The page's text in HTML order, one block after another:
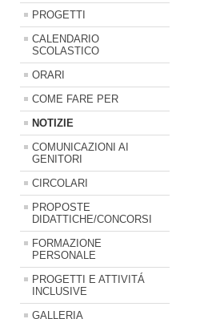
PROGETTI
CALENDARIO
SCOLASTICO
ORARI
COME FARE PER
NOTIZIE
COMUNICAZIONI AI
GENITORI
CIRCOLARI
PROPOSTE
DIDATTICHE/CONCORSI
FORMAZIONE
PERSONALE
PROGETTI E ATTIVITÁ
INCLUSIVE
GALLERIA